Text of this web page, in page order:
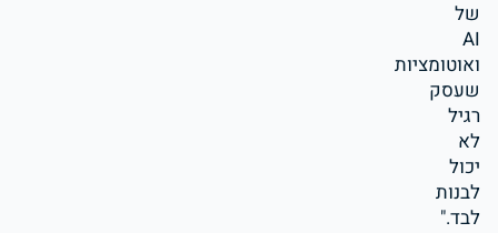
של
AI
ואוטומציות
שעסק
רגיל
לא
יכול
לבנות
לבד."